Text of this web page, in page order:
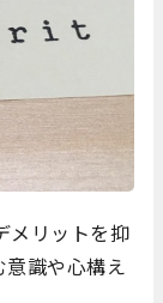
メリットを抑
意識や心構え